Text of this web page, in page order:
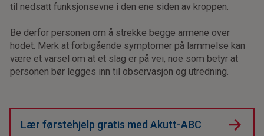
til nedsatt funksjonsevne i den ene siden av kroppen.
Be derfor personen om å strekke begge armene over
hodet. Merk at forbigående symptomer på lammelse kan
være et varsel om at et slag er på vei, noe som betyr at
personen bør legges inn til observasjon og utredning.
Lær førstehjelp gratis med Akutt-ABC